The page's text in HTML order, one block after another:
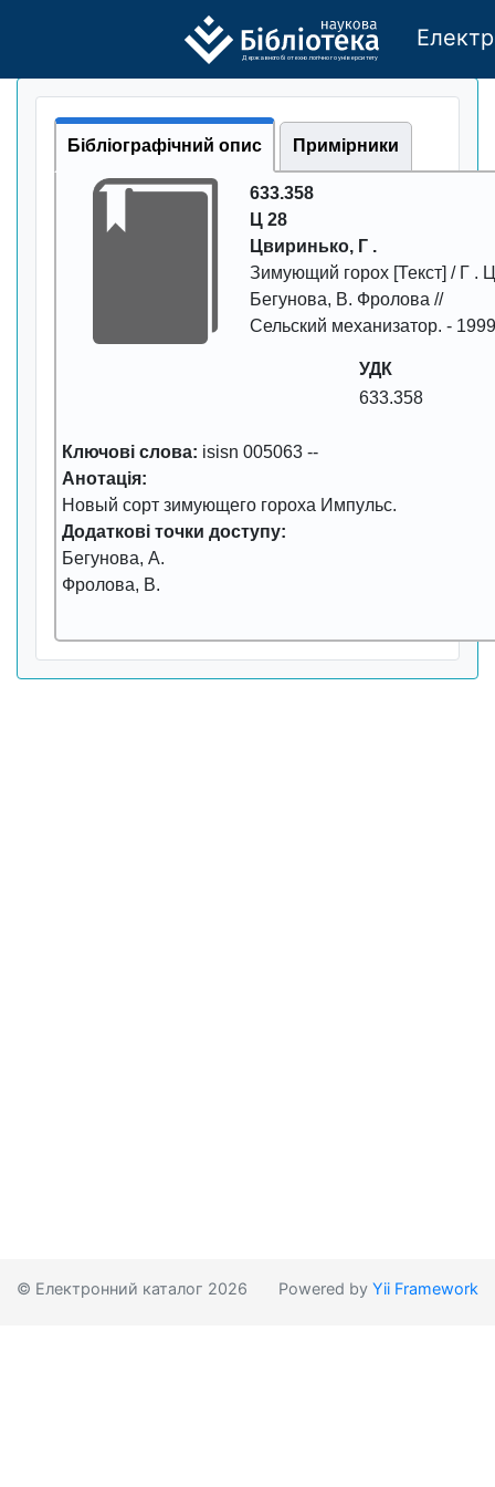
Державного бі отехно логічно го універси тету
Бібліографічний опис Примірники
633.358
Ц 28
Цвиpинько, Г .
Зимующий гоpох [Текст] / Г .
Бегунова, В. Фpолова //
Сельский механизатоp. - 1999
УДК
633.358
Ключові слова: isisn 005063 --
Анотація:
Новый соpт зимующего гоpоха Импульс.
Додаткові точки доступу:
Бегунова, А.
Фpолова, В.
© Електронний каталог 2026 Powered by Yii Framework